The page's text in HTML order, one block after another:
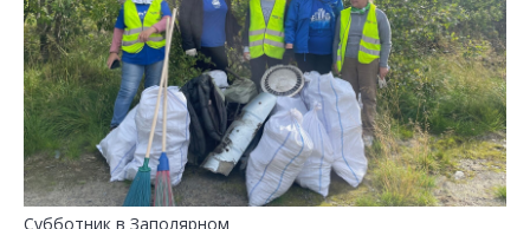
Субботник в Заполярном